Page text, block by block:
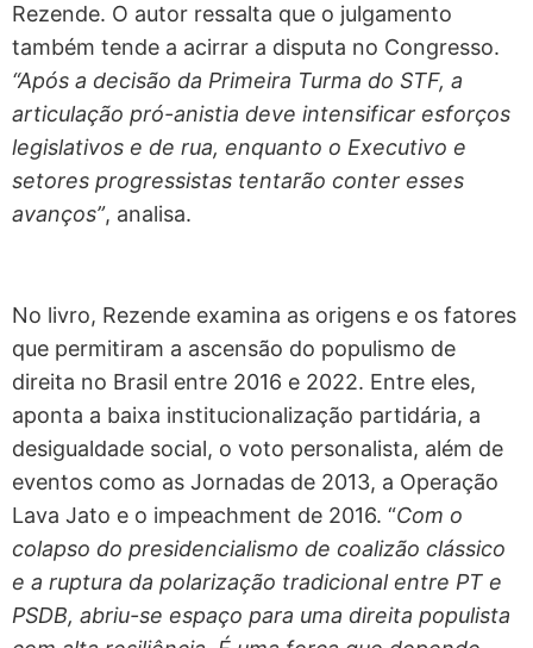
Rezende. O autor ressalta que o julgamento
também tende a acirrar a disputa no Congresso.
“Após a decisão da Primeira Turma do STF, a
articulação pró-anistia deve intensificar esforços
legislativos e de rua, enquanto o Executivo e
setores progressistas tentarão conter esses
avanços”, analisa.
No livro, Rezende examina as origens e os fatores
que permitiram a ascensão do populismo de
direita no Brasil entre 2016 e 2022. Entre eles,
aponta a baixa institucionalização partidária, a
desigualdade social, o voto personalista, além de
eventos como as Jornadas de 2013, a Operação
Lava Jato e o impeachment de 2016. “Com o
colapso do presidencialismo de coalizão clássico
e a ruptura da polarização tradicional entre PT e
PSDB, abriu-se espaço para uma direita populista